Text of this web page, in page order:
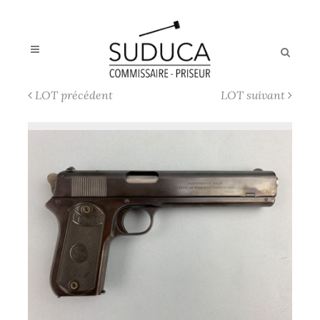
LOT précédent LOT suivant